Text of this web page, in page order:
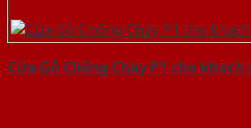
Cửa Gỗ Chống Cháy P1 cho khach